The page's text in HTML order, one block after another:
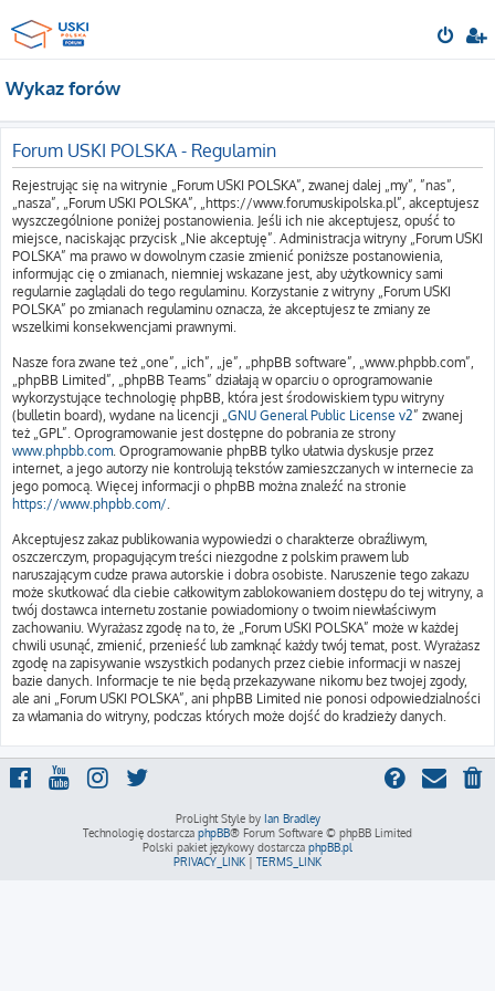
Wykaz forów
Forum USKI POLSKA - Regulamin
Rejestrując się na witrynie „Forum USKI POLSKA”, zwanej dalej „my”, ”nas”,
„nasza”, „Forum USKI POLSKA”, „https://www.forumuskipolska.pl”, akceptujesz
wyszczególnione poniżej postanowienia. Jeśli ich nie akceptujesz, opuść to
miejsce, naciskając przycisk „Nie akceptuję”. Administracja witryny „Forum USKI
POLSKA” ma prawo w dowolnym czasie zmienić poniższe postanowienia,
informując cię o zmianach, niemniej wskazane jest, aby użytkownicy sami
regularnie zaglądali do tego regulaminu. Korzystanie z witryny „Forum USKI
POLSKA” po zmianach regulaminu oznacza, że akceptujesz te zmiany ze
wszelkimi konsekwencjami prawnymi.
Nasze fora zwane też „one”, „ich”, „je”, „phpBB software”, „www.phpbb.com”,
„phpBB Limited”, „phpBB Teams” działają w oparciu o oprogramowanie
wykorzystujące technologię phpBB, która jest środowiskiem typu witryny
(bulletin board), wydane na licencji „GNU General Public License v2” zwanej
też „GPL”. Oprogramowanie jest dostępne do pobrania ze strony
www.phpbb.com. Oprogramowanie phpBB tylko ułatwia dyskusje przez
internet, a jego autorzy nie kontrolują tekstów zamieszczanych w internecie za
jego pomocą. Więcej informacji o phpBB można znaleźć na stronie
https://www.phpbb.com/.
Akceptujesz zakaz publikowania wypowiedzi o charakterze obraźliwym,
oszczerczym, propagującym treści niezgodne z polskim prawem lub
naruszającym cudze prawa autorskie i dobra osobiste. Naruszenie tego zakazu
może skutkować dla ciebie całkowitym zablokowaniem dostępu do tej witryny, a
twój dostawca internetu zostanie powiadomiony o twoim niewłaściwym
zachowaniu. Wyrażasz zgodę na to, że „Forum USKI POLSKA” może w każdej
chwili usunąć, zmienić, przenieść lub zamknąć każdy twój temat, post. Wyrażasz
zgodę na zapisywanie wszystkich podanych przez ciebie informacji w naszej
bazie danych. Informacje te nie będą przekazywane nikomu bez twojej zgody,
ale ani „Forum USKI POLSKA”, ani phpBB Limited nie ponosi odpowiedzialności
za włamania do witryny, podczas których może dojść do kradzieży danych.
ProLight Style by Ian Bradley
Technologię dostarcza phpBB® Forum Software © phpBB Limited
Polski pakiet językowy dostarcza phpBB.pl
PRIVACY_LINK | TERMS_LINK